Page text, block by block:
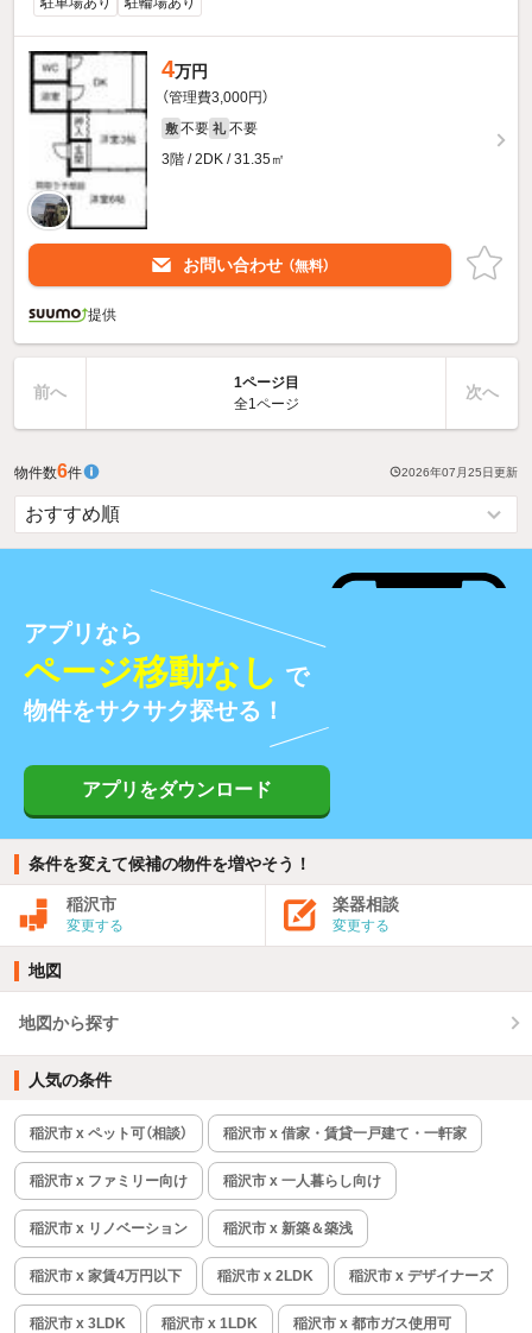
4万円
（管理費3,000円）
敷 不要 礼 不要
3階 / 2DK / 31.35㎡
お問い合わせ （無料）
提供
前へ
1ページ目
全1ページ
次へ
物件数6件 2026年07月25日更新
アプリなら
ページ移動なし で
物件をサクサク探せる！
アプリをダウンロード
条件を変えて候補の物件を増やそう！
稲沢市
変更する
楽器相談
変更する
地図
地図から探す
人気の条件
稲沢市 x ペット可（相談） 稲沢市 x 借家・賃貸一戸建て・一軒家
稲沢市 x ファミリー向け 稲沢市 x 一人暮らし向け
稲沢市 x リノベーション 稲沢市 x 新築＆築浅
稲沢市 x 家賃4万円以下 稲沢市 x 2LDK 稲沢市 x デザイナーズ
稲沢市 x 3LDK 稲沢市 x 1LDK 稲沢市 x 都市ガス使用可